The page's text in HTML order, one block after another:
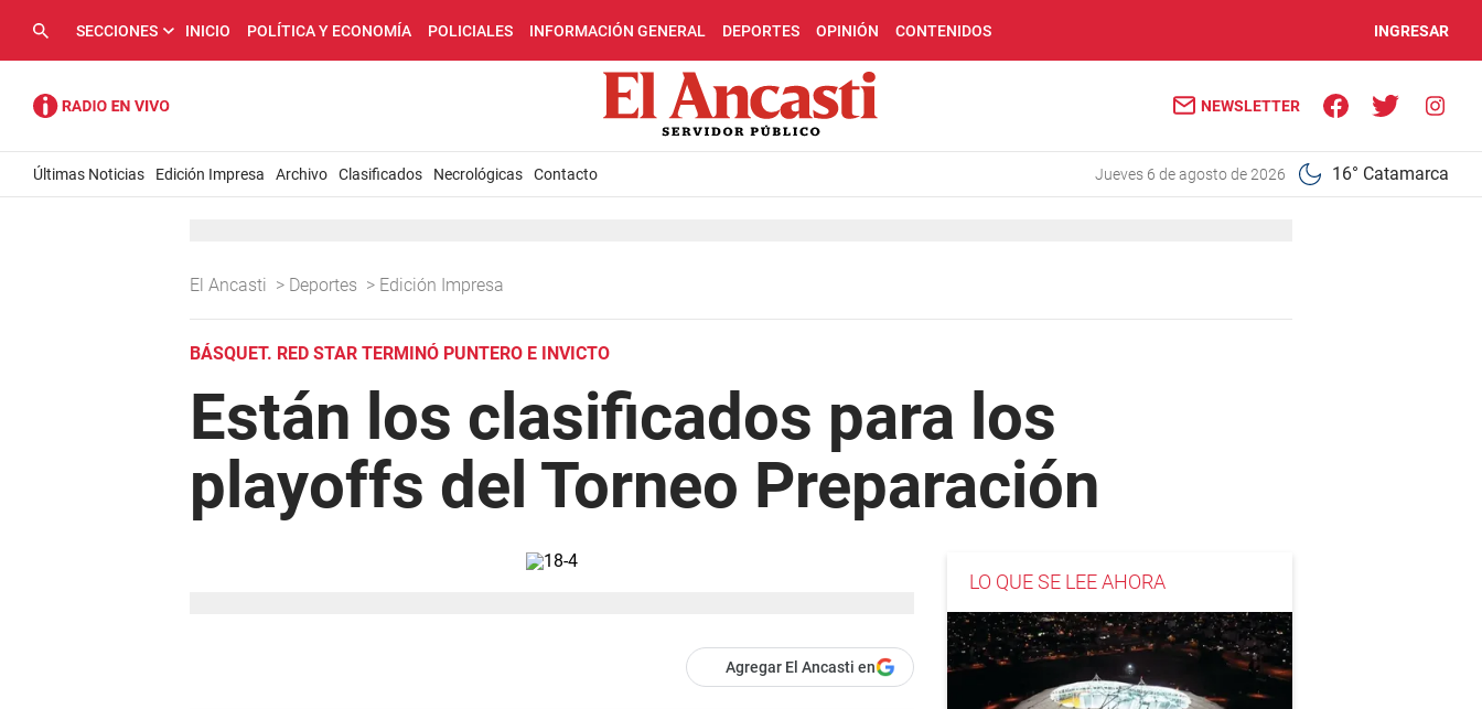
SECCIONES INICIO POLÍTICA Y ECONOMÍA POLICIALES INFORMACIÓN GENERAL DEPORTES OPINIÓN CONTENIDOS INGRESAR
NEWSLETTER
Últimas Noticias Edición Impresa Archivo Clasificados Necrológicas Contacto jueves 6 de agosto de 2026 16° Catamarca
El Ancasti > Deportes > Edición Impresa
BÁSQUET. RED STAR TERMINÓ PUNTERO E INVICTO
Están los clasificados para los
playoffs del Torneo Preparación
Agregar El Ancasti en
LO QUE SE LEE AHORA